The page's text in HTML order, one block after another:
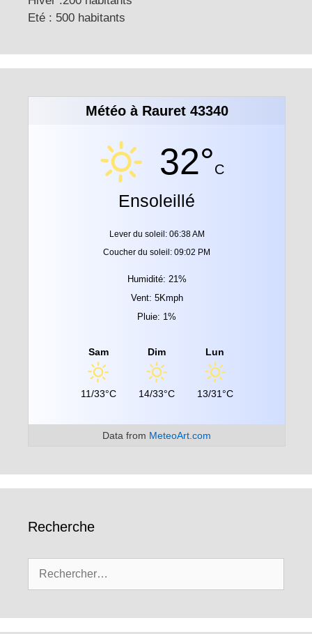
Eté : 500 habitants
Météo à Rauret 43340
32°C
Ensoleillé
Lever du soleil: 06:38 AM
Coucher du soleil: 09:02 PM
Humidité: 21%
Vent: 5Kmph
Pluie: 1%
Sam
11/33°C
Dim
14/33°C
Lun
13/31°C
Data from MeteoArt.com
Recherche
Rechercher :